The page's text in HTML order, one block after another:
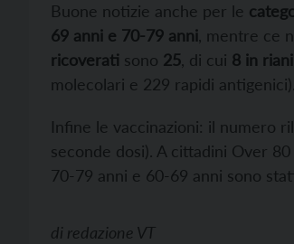
Buone notizie anche per le
69 anni e 70-79 anni , mentre ce
ricoverati sono 25 , di cui 8 in
molecolari e 229 rapidi antigenici).
Infine le vaccinazioni: il numero
seconde dosi). A cittadini Over
70-79 anni e 60-69 anni sono
di redazione VT